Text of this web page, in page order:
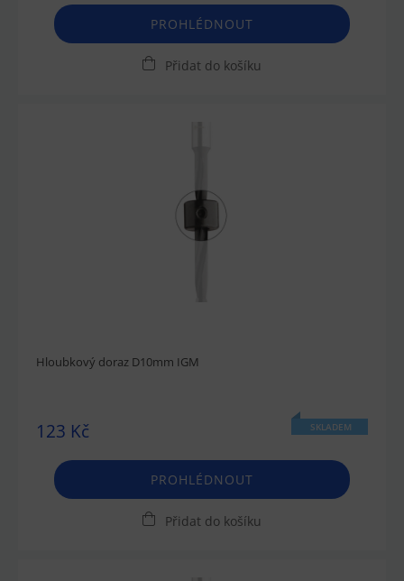
PROHLÉDNOUT
Přidat do košíku
Hloubkový doraz D10mm IGM
123 Kč SKLADEM
PROHLÉDNOUT
Přidat do košíku